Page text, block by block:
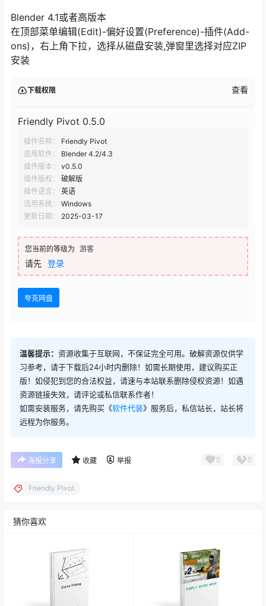
Blender 4.1或者高版本
在顶部菜单编辑(Edit)-偏好设置(Preference)-插件(Add-
ons)，右上角下拉，选择从磁盘安装,弹窗里选择对应ZIP
安装
下载权限 查看
Friendly Pivot 0.5.0
插件名称：
Friendly Pivot
适用软件：
Blender 4.2/4.3
插件版本：
v0.5.0
插件版权：
破解版
插件语言：
英语
适用系统：
Windows
更新日期：
2025-03-17
您当前的等级为 游客
请先 登录
夸克网盘
温馨提示： 资源收集于互联网，不保证完全可用。破解资源仅供学
习参考，请于下载后24小时内删除！如需长期使用，建议购买正
版！如侵犯到您的合法权益，请速与本站联系删除侵权资源！如遇
资源链接失效，请评论或私信联系作者！
如需安装服务，请先购买《软件代装》服务后，私信站长，站长将
远程为你服务。
海报分享 收藏 举报 0 0
Friendly Pivot
猜你喜欢